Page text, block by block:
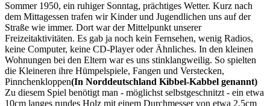
Sommer 1950, ein ruhiger Sonntag, prächtiges Wetter. Kurz nach
dem Mittagessen trafen wir Kinder und Jugendlichen uns auf der
Straße wie immer. Dort war der Mittelpunkt unserer
Freizeitaktivitäten. Es gab ja noch kein Fernsehen, wenig Radios,
keine Computer, keine CD-Player oder Ähnliches. In den kleinen
Wohnungen bei den Eltern war es uns stinklangweilig. So spielten
die Kleineren ihre Hümpelspiele, Fangen und Verstecken,
Pinnchenkloppen(In Norddeutschland Kibbel-Kabbel genannt)
Zu diesem Spiel benötigt man - möglichst selbstgeschnitzt - ein etwa
10cm langes rundes Holz mit einem Durchmesser von etwa 2,5cm